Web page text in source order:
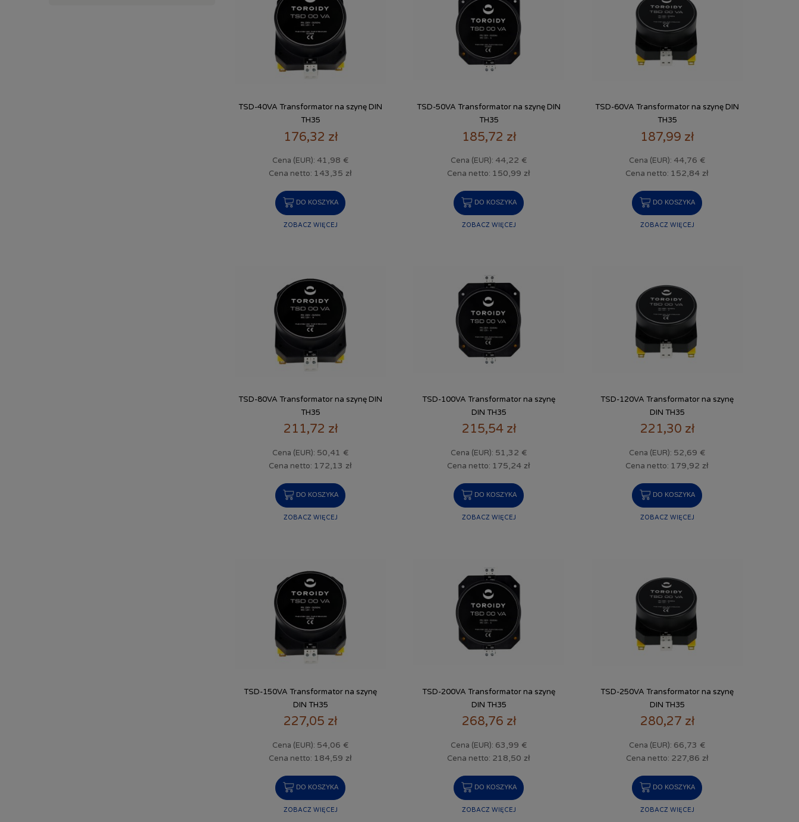
TSD-40VA Transformator na szynę DIN
TH35
176,32 zł
Cena (EUR): 41,98 €
Cena netto: 143,35 zł
DO KOSZYKA
ZOBACZ WIĘCEJ
TSD-50VA Transformator na szynę DIN
TH35
185,72 zł
Cena (EUR): 44,22 €
Cena netto: 150,99 zł
DO KOSZYKA
ZOBACZ WIĘCEJ
TSD-60VA Transformator na szynę DIN
TH35
187,99 zł
Cena (EUR): 44,76 €
Cena netto: 152,84 zł
DO KOSZYKA
ZOBACZ WIĘCEJ
TSD-80VA Transformator na szynę DIN
TH35
211,72 zł
Cena (EUR): 50,41 €
Cena netto: 172,13 zł
DO KOSZYKA
ZOBACZ WIĘCEJ
TSD-100VA Transformator na szynę
DIN TH35
215,54 zł
Cena (EUR): 51,32 €
Cena netto: 175,24 zł
DO KOSZYKA
ZOBACZ WIĘCEJ
TSD-120VA Transformator na szynę
DIN TH35
221,30 zł
Cena (EUR): 52,69 €
Cena netto: 179,92 zł
DO KOSZYKA
ZOBACZ WIĘCEJ
TSD-150VA Transformator na szynę
DIN TH35
227,05 zł
Cena (EUR): 54,06 €
Cena netto: 184,59 zł
DO KOSZYKA
ZOBACZ WIĘCEJ
TSD-200VA Transformator na szynę
DIN TH35
268,76 zł
Cena (EUR): 63,99 €
Cena netto: 218,50 zł
DO KOSZYKA
ZOBACZ WIĘCEJ
TSD-250VA Transformator na szynę
DIN TH35
280,27 zł
Cena (EUR): 66,73 €
Cena netto: 227,86 zł
DO KOSZYKA
ZOBACZ WIĘCEJ